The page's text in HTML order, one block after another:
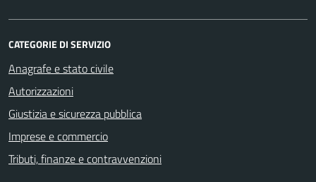
CATEGORIE DI SERVIZIO
Anagrafe e stato civile
Autorizzazioni
Giustizia e sicurezza pubblica
Imprese e commercio
Tributi, finanze e contravvenzioni